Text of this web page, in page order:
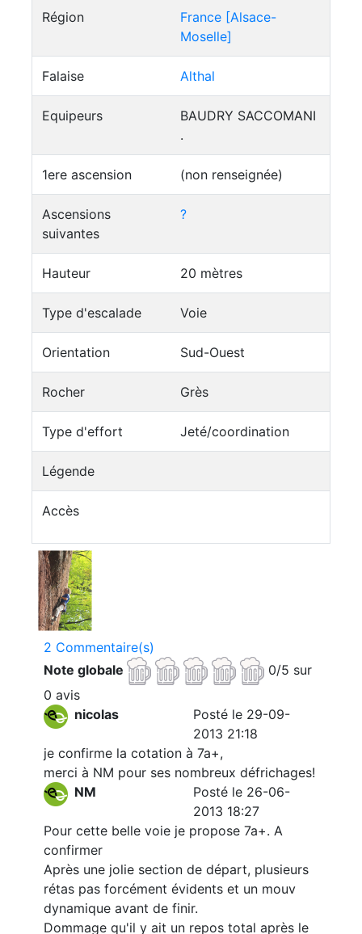
Région
France [Alsace-
Moselle]
Falaise Althal
Equipeurs
BAUDRY SACCOMANI
.
1ere ascension (non renseignée)
Ascensions
suivantes
?
Hauteur 20 mètres
Type d'escalade Voie
Orientation Sud-Ouest
Rocher Grès
Type d'effort Jeté/coordination
Légende
Accès
2 Commentaire(s)
Note globale
0/5 sur
0 avis
nicolas
Posté le 29-09-
2013 21:18
je confirme la cotation à 7a+,
merci à NM pour ses nombreux défrichages!
NM
Posté le 26-06-
2013 18:27
Pour cette belle voie je propose 7a+. A
confirmer
Après une jolie section de départ, plusieurs
rétas pas forcément évidents et un mouv
dynamique avant de finir.
Dommage qu'il y ait un repos total après le